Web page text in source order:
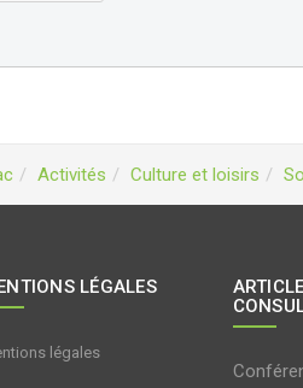
Activités Culture et loisirs
LÉGALES
légales